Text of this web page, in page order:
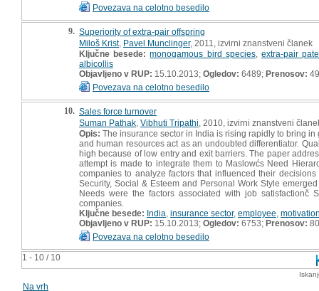
1 - 10 / 10
Povezava na celotno besedilo
9. Superiority of extra-pair offspring
Miloš Krist, Pavel Munclinger, 2011, izvirni znanstveni članek
Ključne besede: monogamous bird species,extra-pair
albicollis
Objavljeno v RUP: 15.10.2013; Ogledov: 6489; Prenosov: 49
Povezava na celotno besedilo
10. Sales force turnover
Suman Pathak Vibhuti Tripathi , 2010, izvirni znanstveni
Opis: The insurance sector in India is rising rapidly to bring
and human resources act as an undoubted differentiator.
high because of low entry and exit barriers. The paper
attempt is made to integrate them to Maslowćs Need
companies to analyze factors that influenced their
Security, Social & Esteem and Personal Work Style
Needs were the factors associated with job satisfactionč
companies.
Ključne besede: India insurance sector, employee
Objavljeno v RUP: 15.10.2013; Ogledov: 6753; Prenosov: 80
Povezava na celotno besedilo
Na vrh